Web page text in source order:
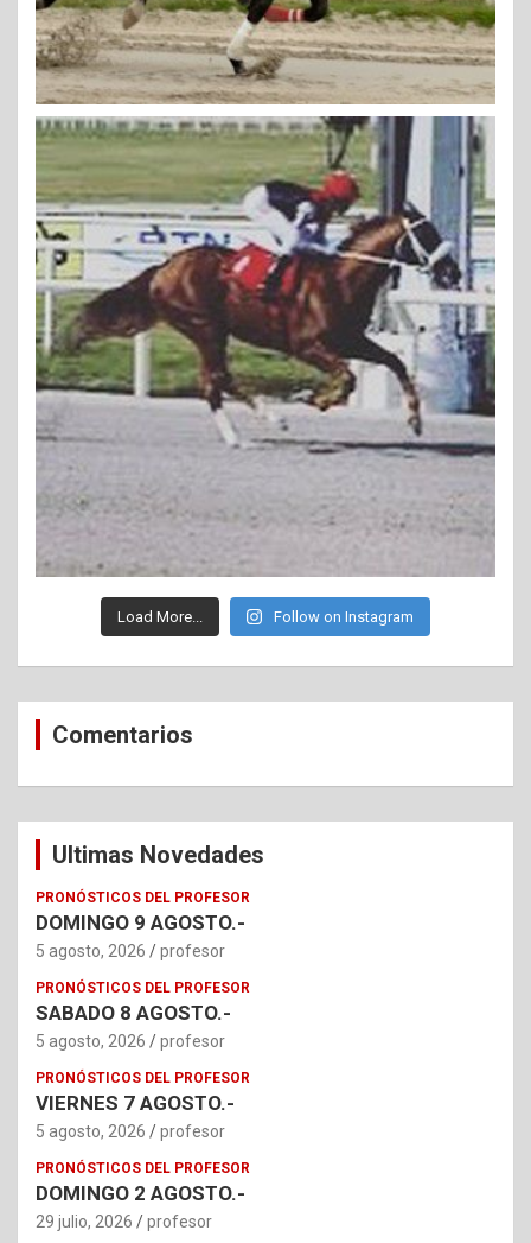
Load More... Follow on Instagram
Comentarios
Ultimas Novedades
PRONÓSTICOS DEL PROFESOR
DOMINGO 9 AGOSTO.-
5 agosto, 2026 profesor
PRONÓSTICOS DEL PROFESOR
SABADO 8 AGOSTO.-
5 agosto, 2026 profesor
PRONÓSTICOS DEL PROFESOR
VIERNES 7 AGOSTO.-
5 agosto, 2026 profesor
PRONÓSTICOS DEL PROFESOR
DOMINGO 2 AGOSTO.-
29 julio, 2026 profesor